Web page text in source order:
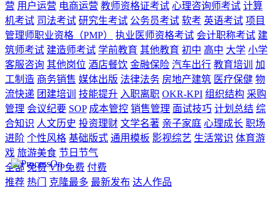
营 用户运营 电商运营 教师资格证考试 心理咨询师考试 计算
机考试 司法考试 研究生考试 公务员考试 软考 英语考试 项目
管理师职业资格（PMP）
执业医师资格考试 会计职称考试 建
筑师考试 建造师考试 学前教育 其他教育 初中 高中 大学 小学
客服咨询 其他岗位 酒店餐饮 金融保险 汽车出行 教育培训
加
工制造 商务销售 媒体出版 法律法务 房地产建筑 医疗保健 物
流快递 团建培训 技能提升 入职离职 OKR-KPI 组织结构 采购
管理 会议纪要 SOP 成本管控 销售管理 面试技巧 计划总结 综
合知识 人文历史 投资理财 文学名著 亲子家庭 心理成长 职场
进阶 个性风格 基础版式 通用模板 影视综艺 生活常识 体育游
戏 旅游美食 节日节气
全部 免费 VIP免费 付费
推荐 热门 克隆最多 最新发布 达人作品